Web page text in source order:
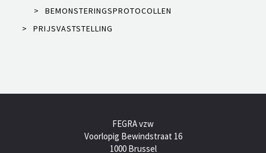
>
BEMONSTERINGSPROTOCOLLEN
>
PRIJSVASTSTELLING
FEGRA vzw
Voorlopig Bewindstraat 16
1000 Brussel